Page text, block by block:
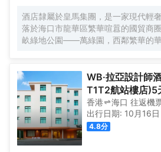
酒店隸屬於皇馬集團，是一家現代輕
落於海口市龍華區繁華喧囂的國貿商
畝綠地公園——萬綠園，西鄰繁華的
施齊備，分有四個”闖海人“浪潮階段
套設施，超大的落地飄窗，為每一位
的賓客營造温馨舒適的休憩環境。酒
倉餐廳和海南風味一品派茶樓，根植
闖海、南洋僑鄉元素相融合，打造格
引領者，專屬配套內含茶室的超大中
浦港、三亞港、自貿港等特色包間，
WB·拉亞設計師
T1T2航站樓店)5
香港 海口 往返機
出行日期: 10月16日
4.8分